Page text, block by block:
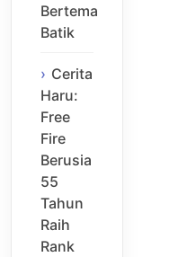
Bertema
Batik
Cerita
Haru:
Free
Fire
Berusia
55
Tahun
Raih
Rank